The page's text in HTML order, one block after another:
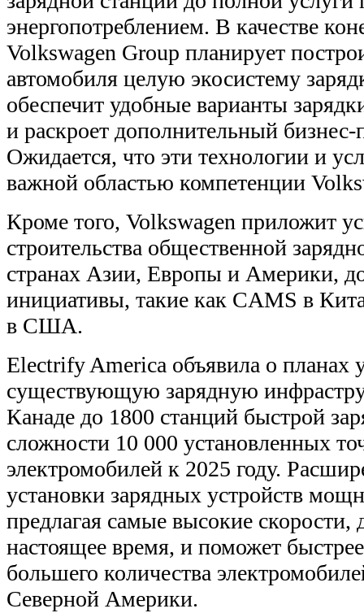
энергопотреблением. В качестве
Volkswagen Group планирует
автомобиля целую экосистему
обеспечит удобные варианты
и раскроет дополнительный бизнес-
Ожидается, что эти технологии и
важной областью компетенции
Кроме того, Volkswagen приложит
строительства общественной
странах Азии, Европы и Америки,
инициативы, такие как CAMS в
в США.
Electrify America объявила о планах
существующую зарядную
Канаде до 1800 станций быстрой
сложности 10 000 установленных
электромобилей к 2025 году.
установки зарядных устройств
предлагая самые высокие скорости,
настоящее время, и поможет
большего количества
Северной Америки.